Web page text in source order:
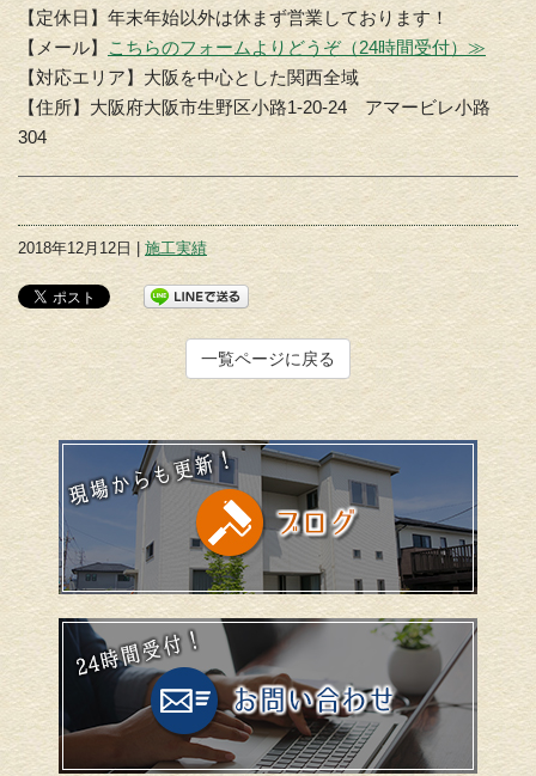
【定休日】年末年始以外は休まず営業しております！
【メール】
こちらのフォームよりどうぞ（24時間受付）≫
【対応エリア】大阪を中心とした関西全域
【住所】大阪府大阪市生野区小路1-20-24 アマービレ小路
304
2018年12月12日 | 施工実績
一覧ページに戻る